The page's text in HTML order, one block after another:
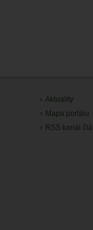
Aktuality
Mapa portálu
RSS kanál